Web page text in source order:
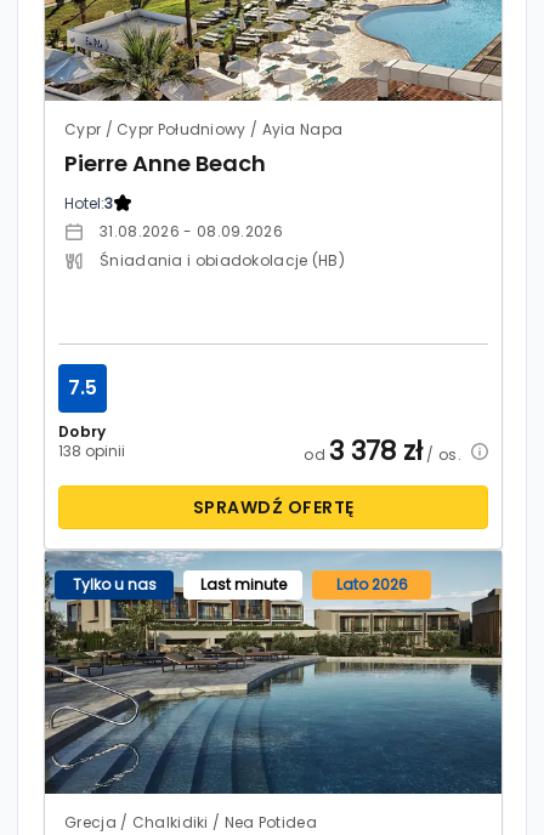
Cypr / Cypr Południowy / Ayia Napa
Pierre Anne Beach
Hotel:3
31.08.2026 - 08.09.2026
Śniadania i obiadokolacje (HB)
Dobry
138 opinii
7.5
od 3 378 zł/ os.
SPRAWDŹ OFERTĘ
Tylko u nas Last minute Lato 2026
Grecja / Chalkidiki / Nea Potidea